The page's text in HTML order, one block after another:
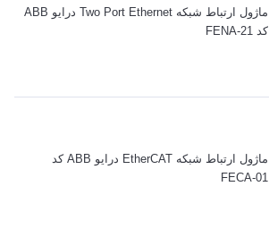
ماژول ارتباط شبکه Two Port Ethernet درایو ABB
کد FENA-21
ماژول ارتباط شبکه EtherCAT درایو ABB کد
FECA-01